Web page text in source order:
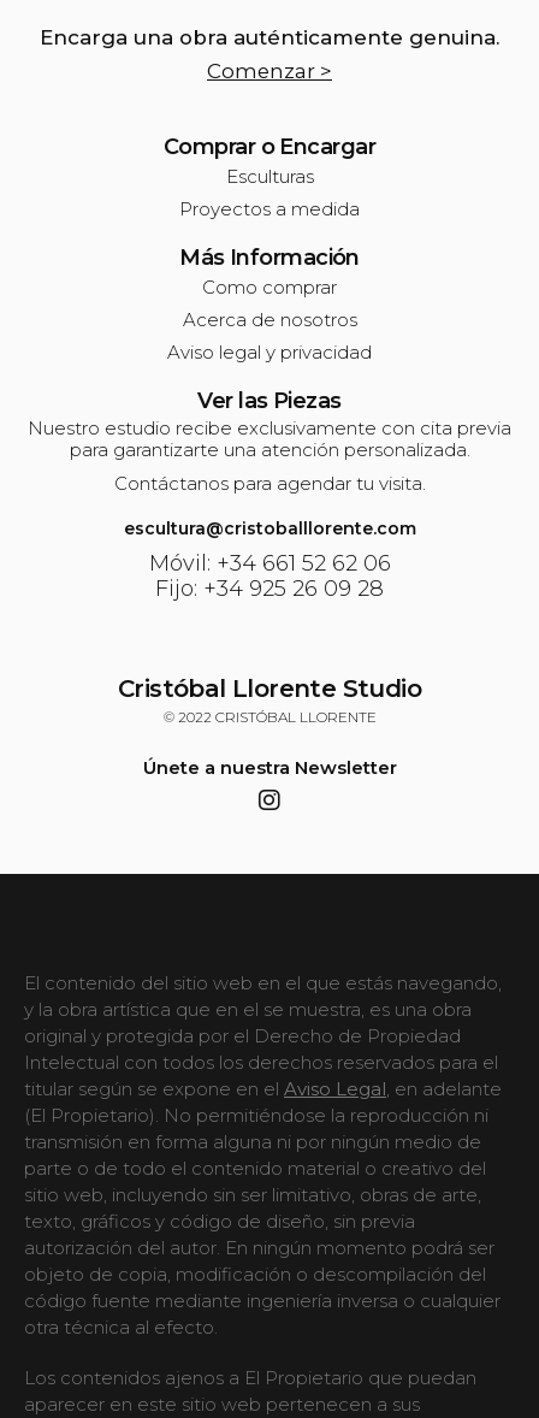
Encarga una obra auténticamente genuina.
Comenzar >
Comprar o Encargar
Esculturas
Proyectos a medida
Más Información
Como comprar
Acerca de nosotros
Aviso legal y privacidad
Ver las Piezas
Nuestro estudio recibe exclusivamente con cita previa
para garantizarte una atención personalizada.
Contáctanos para agendar tu visita.
escultura@cristoballlorente.com
Móvil: +34 661 52 62 06
Fijo: +34 925 26 09 28
Cristóbal Llorente Studio
© 2022 CRISTÓBAL LLORENTE
Únete a nuestra Newsletter
El contenido del sitio web en el que estás navegando,
y la obra artística que en el se muestra, es una obra
original y protegida por el Derecho de Propiedad
Intelectual con todos los derechos reservados para el
titular según se expone en el Aviso Legal, en adelante
(El Propietario). No permitiéndose la reproducción ni
transmisión en forma alguna ni por ningún medio de
parte o de todo el contenido material o creativo del
sitio web, incluyendo sin ser limitativo, obras de arte,
texto, gráficos y código de diseño, sin previa
autorización del autor. En ningún momento podrá ser
objeto de copia, modificación o descompilación del
código fuente mediante ingeniería inversa o cualquier
otra técnica al efecto.
Los contenidos ajenos a El Propietario que puedan
aparecer en este sitio web pertenecen a sus